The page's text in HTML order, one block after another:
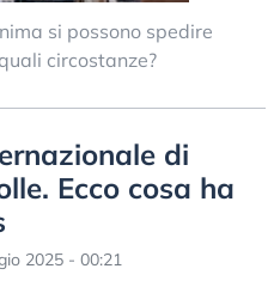
si possono spedire
circostanze?
di
Ecco cosa ha
2025 - 00:21